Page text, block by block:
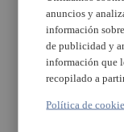
La Diputació
33 millones de
la mejora de la
su paso por
y Torrent
anuncios y
información
de publicidad y
información que
recopilado a
Política de